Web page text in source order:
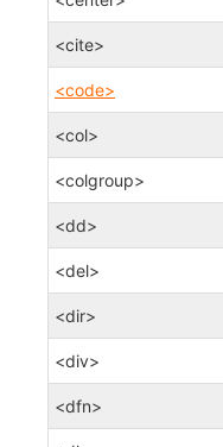
<cite>
<code>
<col>
<colgroup>
<dd>
<del>
<dir>
<div>
<dfn>